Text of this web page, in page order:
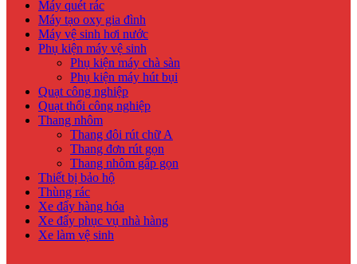
Máy quét rác
Máy tạo oxy gia đình
Máy vệ sinh hơi nước
Phụ kiện máy vệ sinh
Phụ kiện máy chà sàn
Phụ kiện máy hút bụi
Quạt công nghiệp
Quạt thổi công nghiệp
Thang nhôm
Thang đôi rút chữ A
Thang đơn rút gọn
Thang nhôm gấp gọn
Thiết bị bảo hộ
Thùng rác
Xe đẩy hàng hóa
Xe đẩy phục vụ nhà hàng
Xe làm vệ sinh